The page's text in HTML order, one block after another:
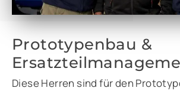
Prototypenbau &
Diese Herren sind für den